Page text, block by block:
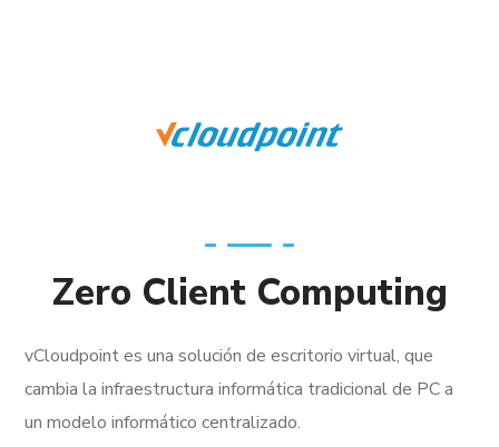
Zero Client Computing
vCloudpoint es una solución de escritorio virtual, que
cambia la infraestructura informática tradicional de PC a
un modelo informático centralizado.